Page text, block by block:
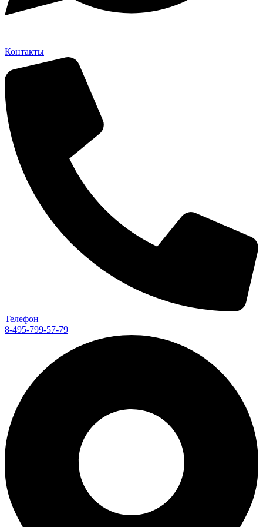
Контакты
Телефон
8-495-799-57-79